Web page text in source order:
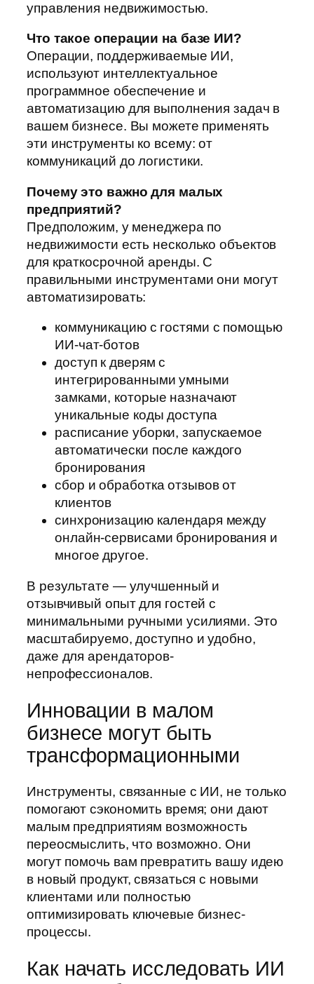
управления недвижимостью.
Что такое операции на базе ИИ?
Операции, поддерживаемые ИИ,
используют интеллектуальное
программное обеспечение и
автоматизацию для выполнения задач в
вашем бизнесе. Вы можете применять
эти инструменты ко всему: от
коммуникаций до логистики.
Почему это важно для малых
предприятий?
Предположим, у менеджера по
недвижимости есть несколько объектов
для краткосрочной аренды. С
правильными инструментами они могут
автоматизировать:
коммуникацию с гостями с помощью
ИИ-чат-ботов
доступ к дверям с
интегрированными умными
замками, которые назначают
уникальные коды доступа
расписание уборки, запускаемое
автоматически после каждого
бронирования
сбор и обработка отзывов от
клиентов
синхронизацию календаря между
онлайн-сервисами бронирования и
многое другое.
В результате — улучшенный и
отзывчивый опыт для гостей с
минимальными ручными усилиями. Это
масштабируемо, доступно и удобно,
даже для арендаторов-
непрофессионалов.
Инновации в малом
бизнесе могут быть
трансформационными
Инструменты, связанные с ИИ, не только
помогают сэкономить время; они дают
малым предприятиям возможность
переосмыслить, что возможно. Они
могут помочь вам превратить вашу идею
в новый продукт, связаться с новыми
клиентами или полностью
оптимизировать ключевые бизнес-
процессы.
Как начать исследовать ИИ